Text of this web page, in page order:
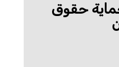
حقوق